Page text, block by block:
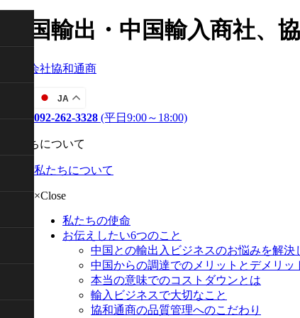
中国輸出・中国輸入商社、
株式会社協和通商
JA
092-262-3328 (平日9:00～18:00)
私たちについて
私たちについて
×Close
私たちの使命
お伝えしたい6つのこと
中国との輸出入ビジネスのお悩みを解決
中国からの調達でのメリットとデメリッ
本当の意味でのコストダウンとは
輸入ビジネスで大切なこと
協和通商の品質管理へのこだわり